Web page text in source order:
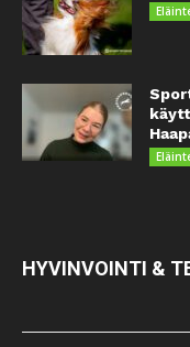
HYVINVOINTI &